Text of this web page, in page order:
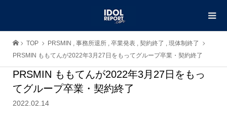
TOP PRSMIN , 事務所退所 , 卒業発表 , 契約終了 , 現体制終了
PRSMIN ももてんが2022年3月27日をもってグループ卒業・契約終了
PRSMIN ももてんが2022年3月27日をもっ
てグループ卒業・契約終了
2022.02.14